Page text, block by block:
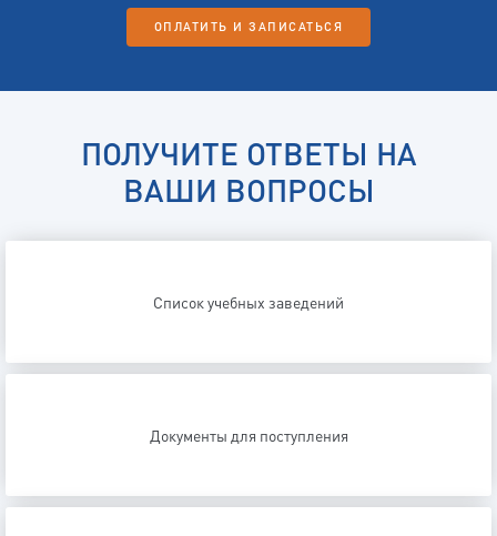
ОПЛАТИТЬ И ЗАПИСАТЬСЯ
ПОЛУЧИТЕ ОТВЕТЫ НА
ВАШИ ВОПРОСЫ
Список учебных заведений
Документы для поступления